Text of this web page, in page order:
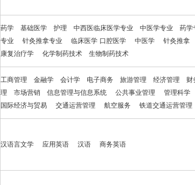
药学 基础医学 护理 中西医临床医学专业 中医学专业 药
专业 针灸推拿专业 临床医学 口腔医学 中医学 针灸推
康复治疗学 化学制药技术 生物制药技术
工商管理 金融学 会计学 电子商务 旅游管理 经济管理 财
理 市场营销 信息管理与信息系统 公共事业管理 管理科
国际经济与贸易 交通运营管理 航空服务 铁道交通运营管
汉语言文学 应用英语 汉语 商务英语